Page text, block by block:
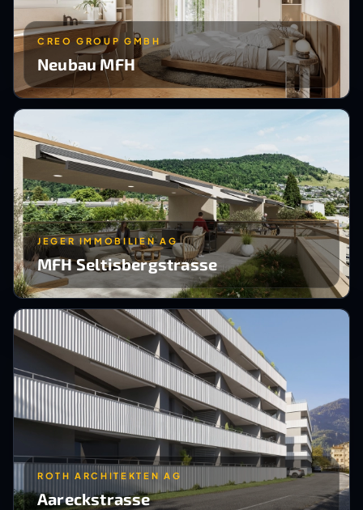
CREO GROUP GMBH
Neubau MFH
JEGER IMMOBILIEN AG
MFH Seltisbergstrasse
ROTH ARCHITEKTEN AG
Aareckstrasse